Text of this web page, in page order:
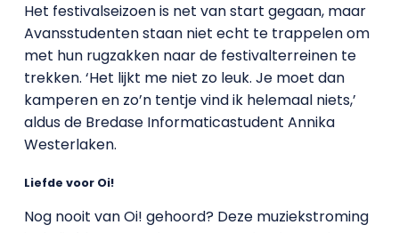
Het festivalseizoen is net van start gegaan, maar
Avansstudenten staan niet echt te trappelen om
met hun rugzakken naar de festivalterreinen te
trekken. ‘Het lijkt me niet zo leuk. Je moet dan
kamperen en zo’n tentje vind ik helemaal niets,’
aldus de Bredase Informaticastudent Annika
Westerlaken.
Liefde voor Oi!
Nog nooit van Oi! gehoord? Deze muziekstroming